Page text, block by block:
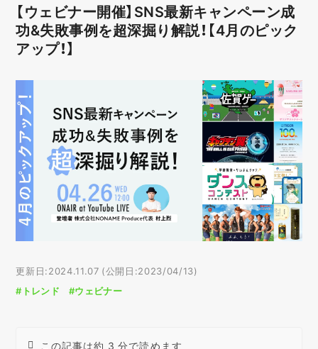
【ウェビナー開催】SNS最新キャンペーン成
功&失敗事例を超深掘り解説！【4月のピック
アップ！】
更新日:2024.11.07 (公開日:2023/04/13)
#トレンド
#ウェビナー
この記事は約 3 分で読めます